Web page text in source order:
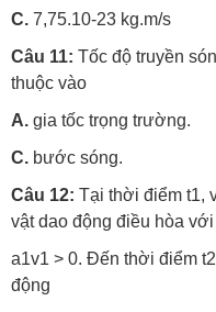
C. 7,75.10-23
Câu 11: Tốc độ truyền
thuộc vào
A. gia tốc trọng
C. bước
Câu 12: Tại thời điểm t1,
vật dao động điều hòa
a1v1 > 0. Đến thời điểm
động